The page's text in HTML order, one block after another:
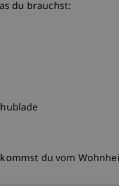
du brauchst:
du vom